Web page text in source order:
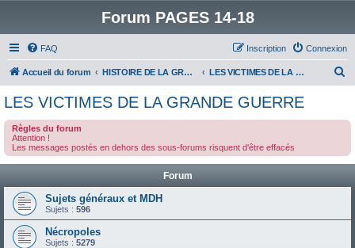
Forum PAGES 14-18
FAQ Connexion
Inscription
Accueil du forum HISTOIRE DE LA GRANDE GUERRE LES VICTIMES DE LA GRANDE GUERRE
r
c
e
LES VICTIMES DE LA GRANDE GUERRE
Règles du forum
Attention !
Les messages postés en dehors des sous-forums risquent d'être effacés
Forum
Sujets généraux et MDH
Sujets : 596
Nécropoles
Sujets : 5279